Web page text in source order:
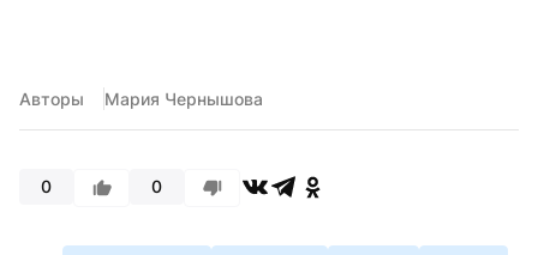
Авторы Мария Чернышова
0 0